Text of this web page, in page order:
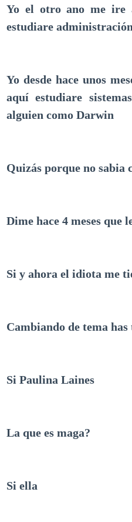
Yo el otro ano me ire
estudiare
Yo desde hace unos
aquí estudiare
alguien como Darwin
Quizás porque no sabia
Dime hace 4 meses que
Si y ahora el idiota me
Cambiando de tema
Si Paulina Laines
La que es maga?
Si ella